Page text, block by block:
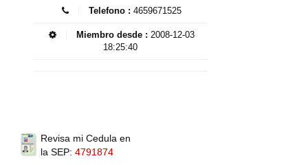
Telefono : 4659671525
Miembro desde : 2008-12-03
18:25:40
Revisa mi Cedula en
la SEP: 4791874